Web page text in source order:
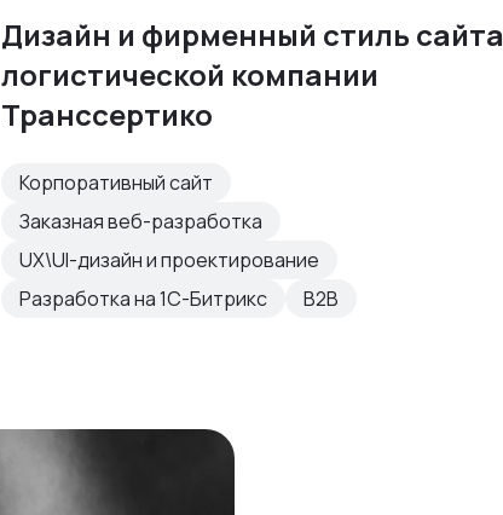
Дизайн и фирменный стиль сайта
логистической компании
Транссертико
Корпоративный сайт
Заказная веб-разработка
UX\UI-дизайн и проектирование
Разработка на 1С-Битрикс
B2B